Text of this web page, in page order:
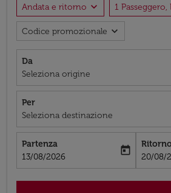
Andata e ritorno expand_more 1
Codice promozionale expand_more
Da
Seleziona origine
Per
Seleziona destinazione
Partenza
fc-booking-departure-date-aria-label
13/08/2026
today
Ritorno
fc-
20/08/